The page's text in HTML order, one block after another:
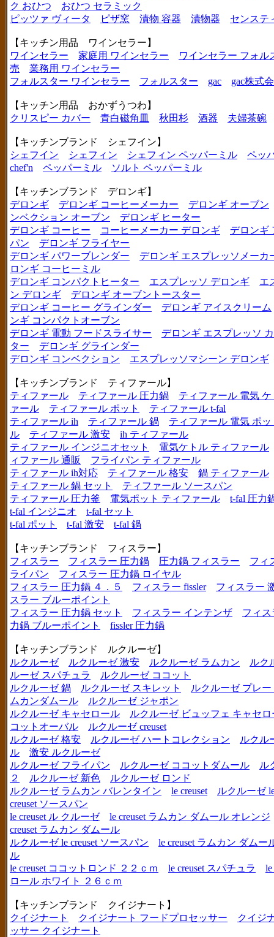
ク おひつ
おひつ セラミック
ピッツァ ヴィータ
ピザ窯 漬物 容器 漬物器 センステ
【キッチン用品 ワインセラー】
ワインセラー
家庭用 ワインセラー
ワインセラー フォル
売
業務用 ワインセラー
フォルスター ワインセラー
フォルスター gac gac株式
【キッチン用品 おかずうつわ】
クリスピー カバー
青白磁角皿 秋田杉 酒器 夫婦茶碗
【キッチンブランド シェフイン】
シェフイン
シェフィン シェフィン ペッパーミル
ペッ
chef'n
ペッパーミル ソルト ペッパーミル
【キッチンブランド デロンギ】
デロンギ
デロンギ コーヒーメーカー
デロンギ オーブン
ンベクション オーブン
デロンギ ヒーター
デロンギ コーヒー
コーヒーメーカー デロンギ
デロンギ
パン
デロンギ フライヤー
デロンギ パワーブレンダー
デロンギ エスプレッソメーカ
ロンギ コーヒーミル
デロンギ コンパクトヒーター
エスプレッソ デロンギ
エ
ン デロンギ
デロンギ オーブントースター
デロンギ コーヒー グラインダー
デロンギ アイスクリーム
ンギ コンパクトオーブン
デロンギ 電動 フードスライサー
デロンギ エスプレッソ
ター
デロンギ グラインダー
デロンギ コンベクション
エスプレッソマシーン デロンギ
【キッチンブランド ティファール】
ティファール
ティファール 圧力鍋
ティファール 電気 ケ
ァール
ティファール ポット
ティファール t-fal
ティファール ih
ティファール 鍋
ティファール 電気 ポッ
ル
ティファール 激安
ih ティファール
ティファール インジニオセット
電気ケトル ティファール
ィファール 通販
フライパン ティファール
ティファール ih対応
ティファール 格安
鍋 ティファール
ティファール 鍋 セット
ティファール ソースパン
ティファール 圧力釜
電気ポット ティファール
t-fal 圧力
t-fal インジニオ
t-fal セット
t-fal ポット
t-fal 激安 t-fal 鍋
【キッチンブランド フィスラー】
フィスラー
フィスラー 圧力鍋 圧力鍋 フィスラー
フィ
ライパン
フィスラー 圧力鍋 ロイヤル
フィスラー 圧力鍋 ４．５
フィスラー fissler
フィスラー
スラー ブルーポイント
フィスラー 圧力鍋 セット
フィスラー インテンザ
フィ
力鍋 ブルーポイント
fissler 圧力鍋
【キッチンブランド ルクルーゼ】
ルクルーゼ
ルクルーゼ 激安 ルクルーゼ ラムカン
ルク
ルーゼ スパチュラ
ルクルーゼ ココット
ルクルーゼ 鍋
ルクルーゼ スキレット
ルクルーゼ プレ
ムカンダムール
ルクルーゼ ジャポン
ルクルーゼ キャセロール
ルクルーゼ ビュッフェ キャセロ
コットオーバル
ルクルーゼ creuset
ルクルーゼ 格安
ルクルーゼ ハートコレクション
ルクル
ル
激安 ルクルーゼ
ルクルーゼ フライパン
ルクルーゼ ココットダムール
ル
２
ルクルーゼ 新色
ルクルーゼ ロンド
ルクルーゼ ラムカン バレンタイン
le creuset
ルクルーゼ
creuset ソースパン
le creuset ル クルーゼ
le creuset ラムカン ダムール オレンジ
creuset ラムカン ダムール
ルクルーゼ le creuset ソースパン
le creuset ラムカン ダム
ル
le creuset ココットロンド ２２ｃｍ
le creuset スパチュラ
le
ロール ホワイト ２６ｃｍ
【キッチンブランド クイジナート】
クイジナート
クイジナート フードプロセッサー
クイジ
ッサー クイジナート